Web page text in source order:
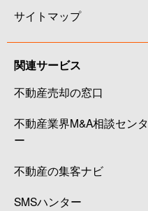
サイトマップ
関連サービス
不動産売却の窓口
不動産業界M&A相談センタ
ー
不動産の集客ナビ
SMSハンター